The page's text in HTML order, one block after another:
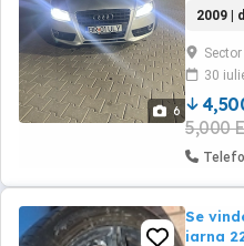
6
Cutie:
An
270.000
zgomote
2009 |
30
5,000
Se
iarna